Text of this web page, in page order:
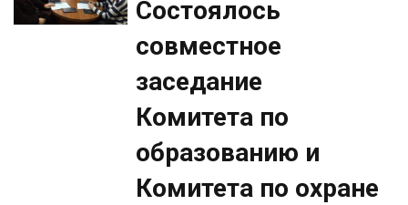
Состоялось
совместное
заседание
Комитета по
образованию и
Комитета по охране